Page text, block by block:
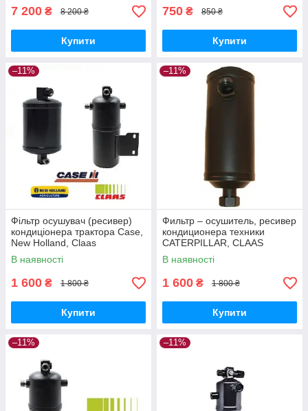
7 200 ₴ 8 200 ₴
Купити
750 ₴ 850 ₴
Купити
–11%
Фільтр осушувач (ресивер)
кондиціонера трактора Case,
New Holland, Claas
В наявності
1 600 ₴ 1 800 ₴
Купити
–11%
Фильтр – осушитель, ресивер
кондиционера техники
CATERPILLAR, CLAAS
1018789, 522823, 1763900
В наявності
1 600 ₴ 1 800 ₴
Купити
–11% –11%